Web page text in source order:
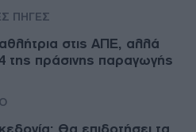
ΠΗΓΕΣ
στις ΑΠΕ, αλλά
της πράσινης παραγωγής